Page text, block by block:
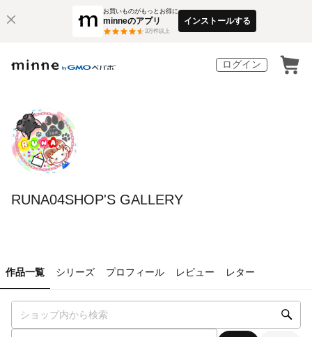
お買いものがもっとお得に
minneのアプリ
3万件以上
インストールする
ログイン
RUNA04SHOP'S GALLERY
作品一覧 シリーズ プロフィール レビュー レター